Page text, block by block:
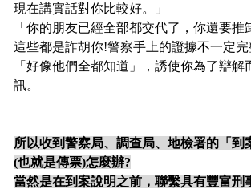
現在講實話對你比較好。」
「你的朋友已經全部都交代了，你還要推
這些都是詐胡你!警察手上的證據不一定
「好像他們全都知道」，誘使你為了辯解
訊。
所以收到警察局、調查局、地檢署的「到
(也就是傳票)怎麼辦?
當然是在到案說明之前，聯繫具有豐富刑